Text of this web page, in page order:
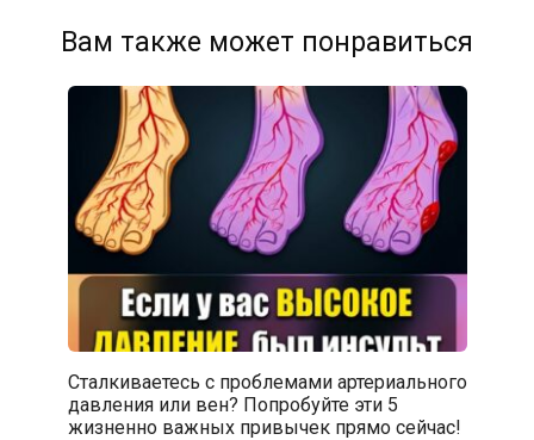
Вам также может понравиться
Сталкиваетесь с проблемами артериального
давления или вен? Попробуйте эти 5
жизненно важных привычек прямо сейчас!